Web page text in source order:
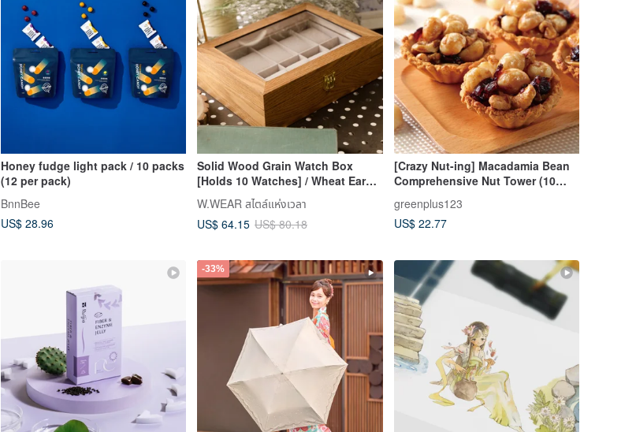
Honey fudge light pack / 10 packs
(12 per pack)
BnnBee
US$ 28.96
Solid Wood Grain Watch Box
[Holds 10 Watches] / Wheat Ear
Orange Solid Wood Grain Jewelry
Box
W.WEAR สไตล์แห่งเวลา
US$ 64.15 US$ 80.18
[Crazy Nut-ing] Macadamia Bean
Comprehensive Nut Tower (10
pieces/box)-Gift Box and Bag Set
greenplus123
US$ 22.77
-33%